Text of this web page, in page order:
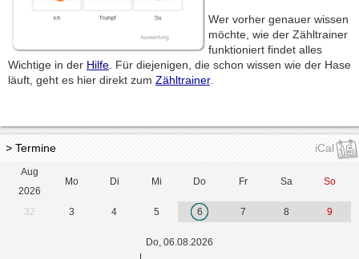
Wer vorher genauer wissen
möchte, wie der Zähltrainer
funktioniert findet alles
Wichtige in der Hilfe . Für diejenigen, die schon wissen wie der Hase
läuft, geht es hier direkt zum Zähltrainer.
> Termine iCal
Aug
2026
Mo Di Mi Do Fr Sa So
32 3 4 5 6 7 8 9
Do, 06.08.2026